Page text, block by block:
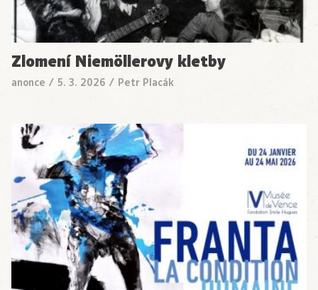
Zlomení Niemöllerovy kletby
anonce / 5. 3. 2026 / Petr Placák